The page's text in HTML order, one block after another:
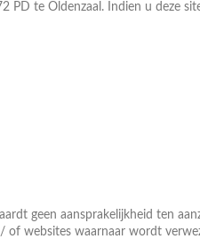
te Oldenzaal. Indien u deze
geen aansprakelijkheid ten
of websites waarnaar wordt